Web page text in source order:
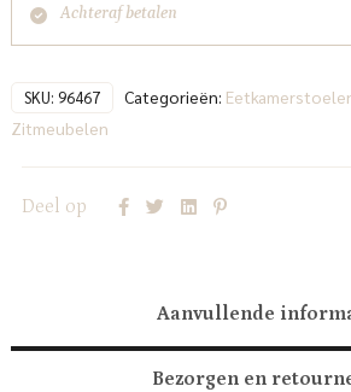
Achteraf betalen
SKU: 96467 Categorieën:
Zitmeubelen
Deel op
Aanvullende
Bezorgen en